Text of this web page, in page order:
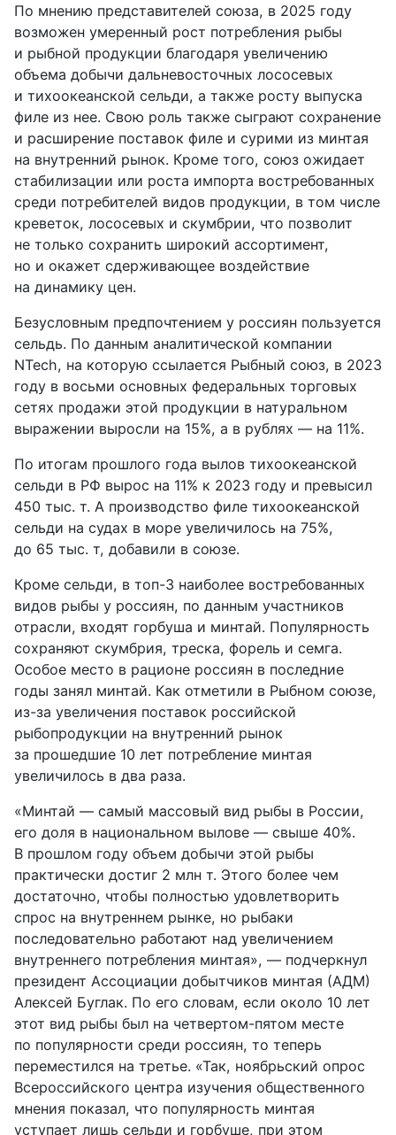
По мнению представителей союза, в 2025 году
возможен умеренный рост потребления рыбы
и рыбной продукции благодаря увеличению
объема добычи дальневосточных лососевых
и тихоокеанской сельди, а также росту выпуска
филе из нее. Свою роль также сыграют сохранение
и расширение поставок филе и сурими из минтая
на внутренний рынок. Кроме того, союз ожидает
стабилизации или роста импорта востребованных
среди потребителей видов продукции, в том числе
креветок, лососевых и скумбрии, что позволит
не только сохранить широкий ассортимент,
но и окажет сдерживающее воздействие
на динамику цен.
Безусловным предпочтением у россиян пользуется
сельдь. По данным аналитической компании
NTech, на которую ссылается Рыбный союз, в 2023
году в восьми основных федеральных торговых
сетях продажи этой продукции в натуральном
выражении выросли на 15%, а в рублях — на 11%.
По итогам прошлого года вылов тихоокеанской
сельди в РФ вырос на 11% к 2023 году и превысил
450 тыс. т. А производство филе тихоокеанской
сельди на судах в море увеличилось на 75%,
до 65 тыс. т, добавили в союзе.
Кроме сельди, в топ-3 наиболее востребованных
видов рыбы у россиян, по данным участников
отрасли, входят горбуша и минтай. Популярность
сохраняют скумбрия, треска, форель и семга.
Особое место в рационе россиян в последние
годы занял минтай. Как отметили в Рыбном союзе,
из-за увеличения поставок российской
рыбопродукции на внутренний рынок
за прошедшие 10 лет потребление минтая
увеличилось в два раза.
«Минтай — самый массовый вид рыбы в России,
его доля в национальном вылове — свыше 40%.
В прошлом году объем добычи этой рыбы
практически достиг 2 млн т. Этого более чем
достаточно, чтобы полностью удовлетворить
спрос на внутреннем рынке, но рыбаки
последовательно работают над увеличением
внутреннего потребления минтая», — подчеркнул
президент Ассоциации добытчиков минтая (АДМ)
Алексей Буглак. По его словам, если около 10 лет
этот вид рыбы был на четвертом-пятом месте
по популярности среди россиян, то теперь
переместился на третье. «Так, ноябрьский опрос
Всероссийского центра изучения общественного
мнения показал, что популярность минтая
уступает лишь сельди и горбуше, при этом